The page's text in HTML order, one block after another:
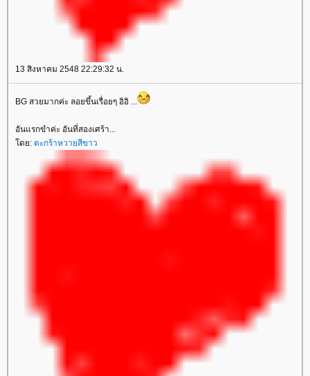
13 สิงหาคม 2548 22:29:32 น.
BG สวยมากค่ะ ลอยขึ้นเรื่อยๆ อิอิ ...
อันแรกขำค่ะ อันที่สองเศร้า...
ดย: ตะกร้าหวายสีขาว